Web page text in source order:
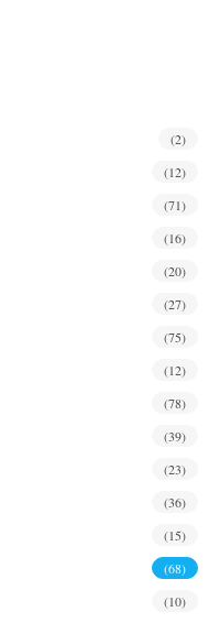
(2)
(12)
(71)
(16)
(20)
(27)
(75)
(12)
(78)
(39)
(23)
(36)
(15)
(68)
(10)